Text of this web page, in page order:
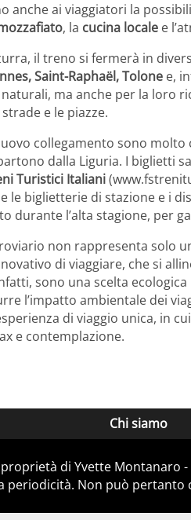
anche ai viaggiatori la
, la cucina locale e
il treno si fermerà in
Saint-Raphaël, Tolone e,
ma anche per la loro
e le piazze.
collegamento sono
dalla Liguria. I biglietti
Turistici Italiani
le biglietterie di stazione e i
durante l’alta stagione, per
non rappresenta solo
di viaggiare, che si
sono una scelta
l’impatto ambientale dei
di viaggio unica, in
e contemplazione.
Chi siamo
di Yvette Montanaro
periodicità. Non può pertanto